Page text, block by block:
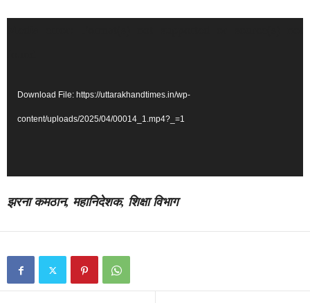
Download File: https://uttarakhandtimes.in/wp-
content/uploads/2025/04/00014_1.mp4?_=1
झरना कमठान, महानिदेशक, शिक्षा विभाग